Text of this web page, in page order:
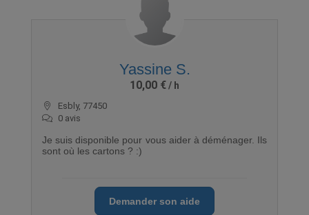
Yassine S.
10,00 €
Esbly, 77450
0 avis
Je suis disponible pour vous aider à déménager. Ils
sont où les cartons ? :)
Demander son aide